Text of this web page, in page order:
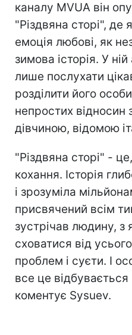
каналу MVUA він
"Різдвяна сторі",
емоція любові, як
зимова історія. У
лише послухати
розділити його
непростих
дівчиною, відомою
"Різдвяна сторі" -
кохання. Історія
і зрозуміла
присвячений всім
зустрічав людину,
сховатися від усього
проблем і суєти. І
все це відбувається
коментує Sysuev.